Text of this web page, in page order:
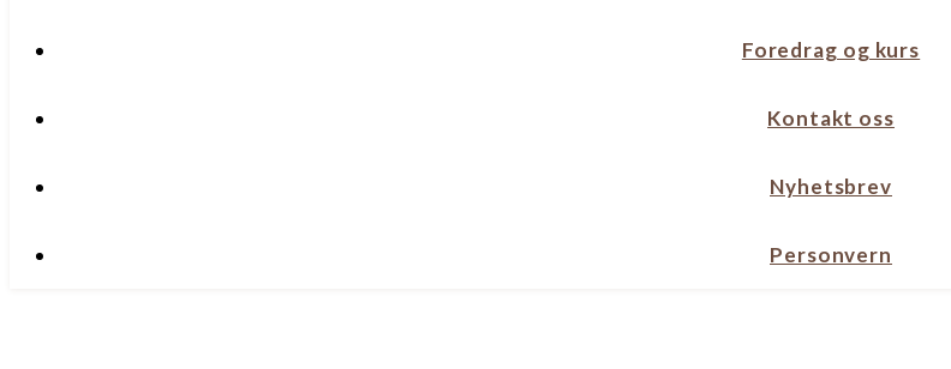
Foredrag og kurs
Kontakt oss
Nyhetsbrev
Personvern